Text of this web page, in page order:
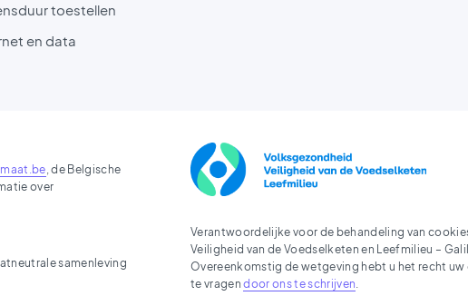
toestellen
en data
, de Belgische
over
samenleving
Verantwoordelijke voor de behandeling van
Veiligheid van de Voedselketen en Leefmilieu –
Overeenkomstig de wetgeving hebt u het recht
te vragendoor ons te schrijven.